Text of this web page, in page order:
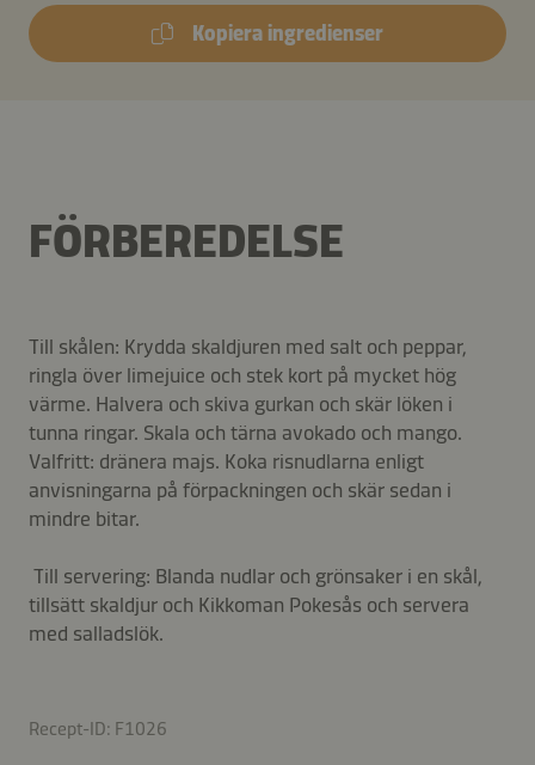
Kopiera ingredienser
FÖRBEREDELSE
Till skålen: Krydda skaldjuren med salt och peppar,
ringla över limejuice och stek kort på mycket hög
värme. Halvera och skiva gurkan och skär löken i
tunna ringar. Skala och tärna avokado och mango.
Valfritt: dränera majs. Koka risnudlarna enligt
anvisningarna på förpackningen och skär sedan i
mindre bitar.
Till servering: Blanda nudlar och grönsaker i en skål,
tillsätt skaldjur och Kikkoman Pokesås och servera
med salladslök.
Recept-ID: F1026